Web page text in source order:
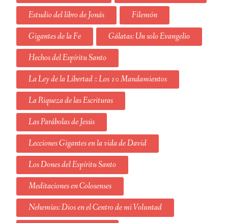
Estudio del libro de Jonás
Filemón
Gigantes de la Fe
Gálatas: Un solo Evangelio
Hechos del Espíritu Santo
La Ley de la Libertad :: Los 10 Mandamientos
La Riqueza de las Escrituras
Las Parábolas de Jesús
Lecciones Gigantes en la vida de David
Los Dones del Espíritu Santo
Meditaciones en Colosenses
Nehemías: Dios en el Centro de mi Voluntad